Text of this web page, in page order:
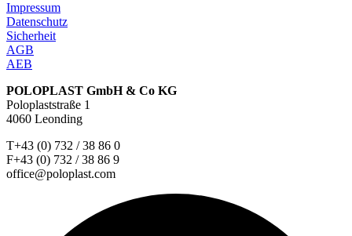
Impressum
Datenschutz
Sicherheit
AGB
AEB
POLOPLAST GmbH & Co KG
Poloplaststraße 1
4060 Leonding
T+43 (0) 732 / 38 86 0
F+43 (0) 732 / 38 86 9
office@poloplast.com